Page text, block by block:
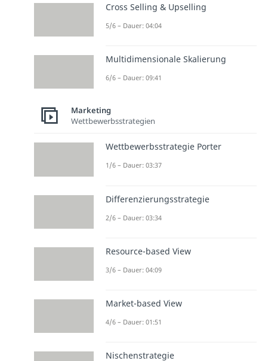
Cross Selling & Upselling
5/6 – Dauer: 04:04
Multidimensionale Skalierung
6/6 – Dauer: 09:41
Marketing
Wettbewerbsstrategien
Wettbewerbsstrategie Porter
1/6 – Dauer: 03:37
Differenzierungsstrategie
2/6 – Dauer: 03:34
Resource-based View
3/6 – Dauer: 04:09
Market-based View
4/6 – Dauer: 01:51
Nischenstrategie